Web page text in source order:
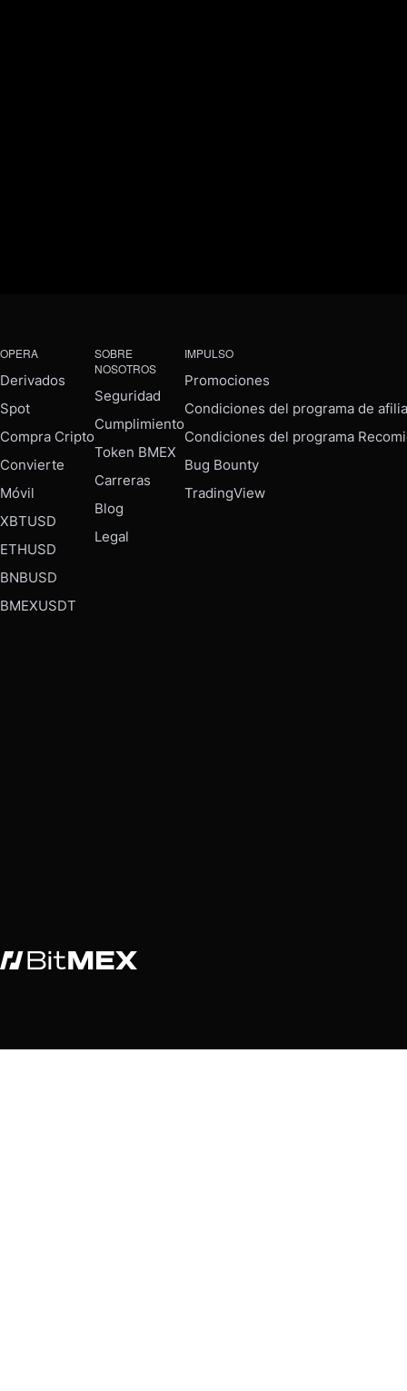
OPERA
Derivados
Spot
Compra Cripto
Convierte
Móvil
XBTUSD
ETHUSD
BNBUSD
BMEXUSDT
SOBRE
NOSOTROS
Seguridad
Cumplimiento
Token BMEX
Carreras
Blog
Legal
IMPULSO
Promociones
Condiciones del programa de
Condiciones del programa
Bug Bounty
TradingView